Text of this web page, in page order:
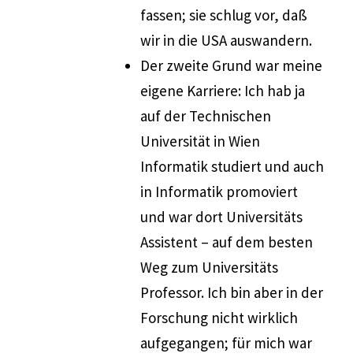
fassen; sie schlug vor, daß
wir in die USA auswandern.
Der zweite Grund war meine
eigene Karriere: Ich hab ja
auf der Technischen
Universität in Wien
Informatik studiert und auch
in Informatik promoviert
und war dort Universitäts
Assistent – auf dem besten
Weg zum Universitäts
Professor. Ich bin aber in der
Forschung nicht wirklich
aufgegangen; für mich war